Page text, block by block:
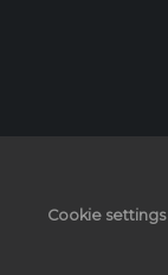
Cookie settings